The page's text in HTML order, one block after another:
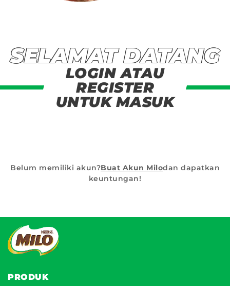
SELAMAT DATANG
LOGIN ATAU
REGISTER
UNTUK MASUK
Belum memiliki akun?Buat Akun Milodan dapatkan
keuntungan!
PRODUK